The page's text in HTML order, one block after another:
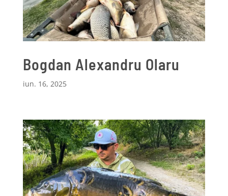
Bogdan Alexandru Olaru
iun. 16, 2025